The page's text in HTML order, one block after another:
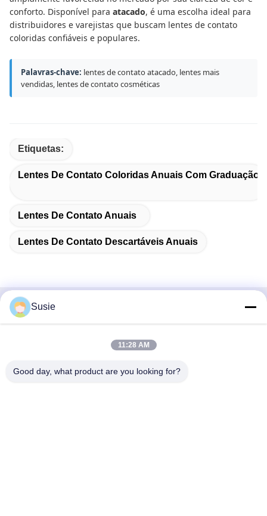
conforto. Disponível para atacado, é uma escolha ideal para
distribuidores e varejistas que buscam lentes de contato
coloridas confiáveis e populares.
Palavras-chave: lentes de contato atacado, lentes mais
vendidas, lentes de contato cosméticas
Etiquetas:
Lentes De Contato Coloridas Anuais Com Graduação
Lentes De Contato Anuais
Lentes De Contato Descartáveis Anuais
Contato rápido
Zhongyi 1st Road, distrito de Yuhua, Changsha, Hunan,
Susie
11:28 AM
Good day, what product are you looking for?